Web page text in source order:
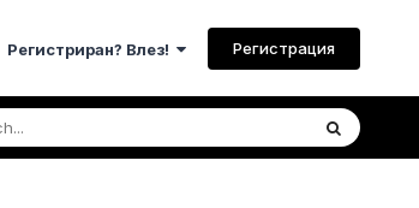
Регистриран? Влез! Регистрация